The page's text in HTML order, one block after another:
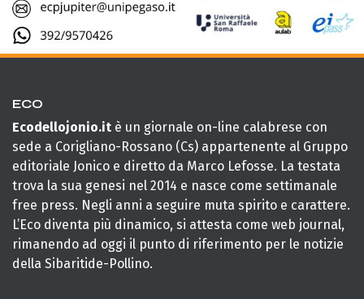
ECO
Ecodellojonio.it è un giornale on-line calabrese con
sede a Corigliano-Rossano (Cs) appartenente al Gruppo
editoriale Jonico e diretto da Marco Lefosse. La testata
trova la sua genesi nel 2014 e nasce come settimanale
free press. Negli anni a seguire muta spirito e carattere.
L’Eco diventa più dinamico, si attesta come web journal,
rimanendo ad oggi il punto di riferimento per le notizie
della Sibaritide-Pollino.